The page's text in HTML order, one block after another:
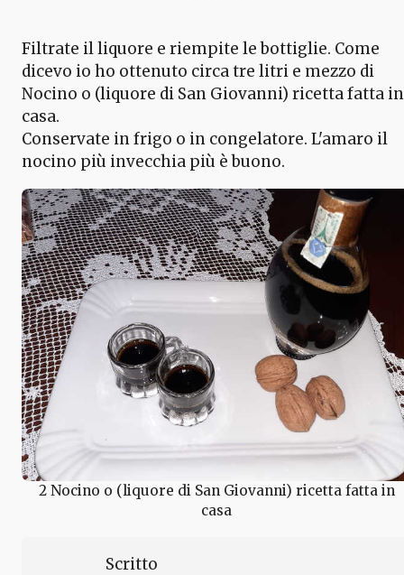
Filtrate il liquore e riempite le bottiglie. Come
dicevo io ho ottenuto circa tre litri e mezzo di
Nocino o (liquore di San Giovanni) ricetta fatta in
casa.
Conservate in frigo o in congelatore. L'amaro il
nocino più invecchia più è buono.
2 Nocino o (liquore di San Giovanni) ricetta fatta in
casa
Scritto